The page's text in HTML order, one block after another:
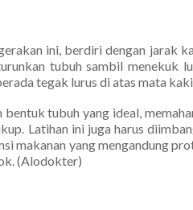
ini, berdiri dengan jarak
tubuh sambil menekuk
tegak lurus di atas mata
tubuh yang ideal,
Latihan ini juga harus
makanan yang mengandung
(Alodokter)